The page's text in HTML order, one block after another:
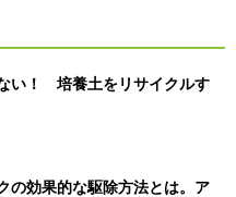
い！ 培養土をリサイクルす
の効果的な駆除方法とは。ア